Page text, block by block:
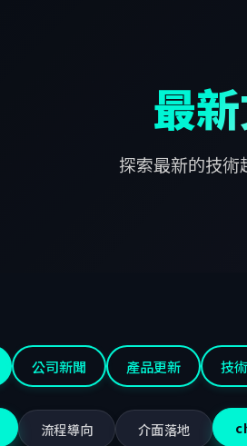
最
探索最新的技術
公司新聞 產品更新 技
流程導向 介面落地